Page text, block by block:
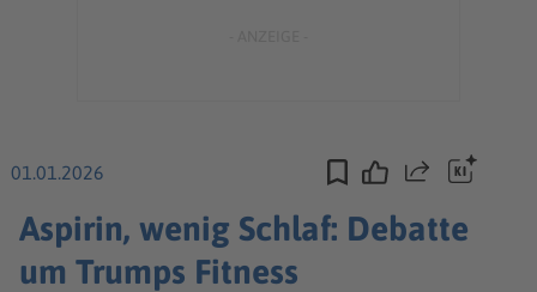
01.01.2026 Teilen
Aspirin, wenig Schlaf: Debatte
um Trumps Fitness